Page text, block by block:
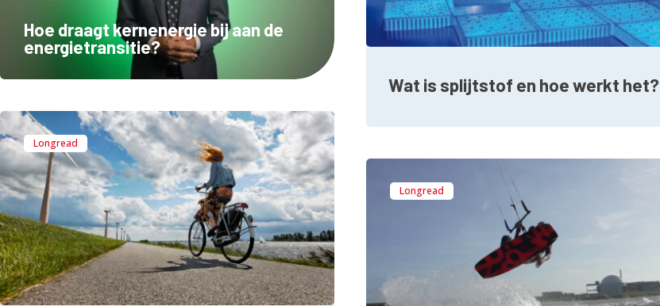
Hoe draagt kernenergie bij aan de
energietransitie?
Wat is splijtstof en hoe werkt het?
Longread
Longread